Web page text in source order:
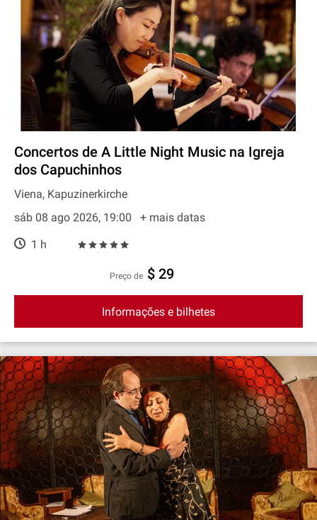
Concertos de A Little Night Music na Igreja
dos Capuchinhos
Viena, Kapuzinerkirche
sáb 08 ago 2026, 19:00
+ mais datas
1 h
preço de $ 29
Informações e bilhetes